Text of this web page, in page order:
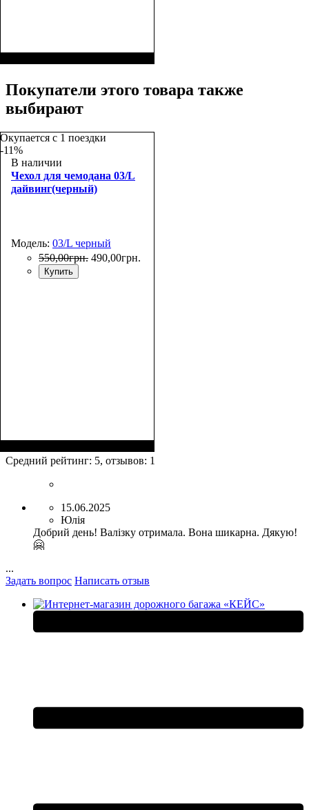
Покупатели этого товара также
выбирают
Окупается с 1 поездки
-11%
В наличии
Чехол для чемодана 03/L
дайвинг(черный)
Модель: 03/L черный
550,00грн. 490,00грн.
Купить
Средний рейтинг: 5, отзывов: 1
15.06.2025
Юлія
Добрий день! Валізку отримала. Вона шикарна. Дякую!
🤗
...
Задать вопрос Написать отзыв